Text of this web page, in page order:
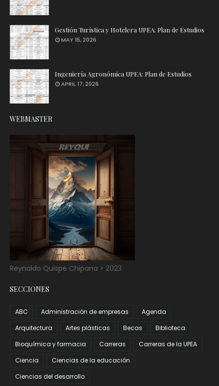
Gestión Turística y Hotelera UPEA: Plan de Estudios
MAY 15, 2026
Ingeniería Agronómica UPEA: Plan de Estudios
APRIL 17, 2026
WEBMASTER
Reynaldo Quispe Chipana > 2023
SECCIONES
ABC Administración de empresas
Agenda
Arquitectura
Artes plásticas Becas
Biblioteca
Bioquímica y farmacia
Carreras
Carreras de la UPEA
Ciencia
Ciencias de la educación
Ciencias del desarrollo